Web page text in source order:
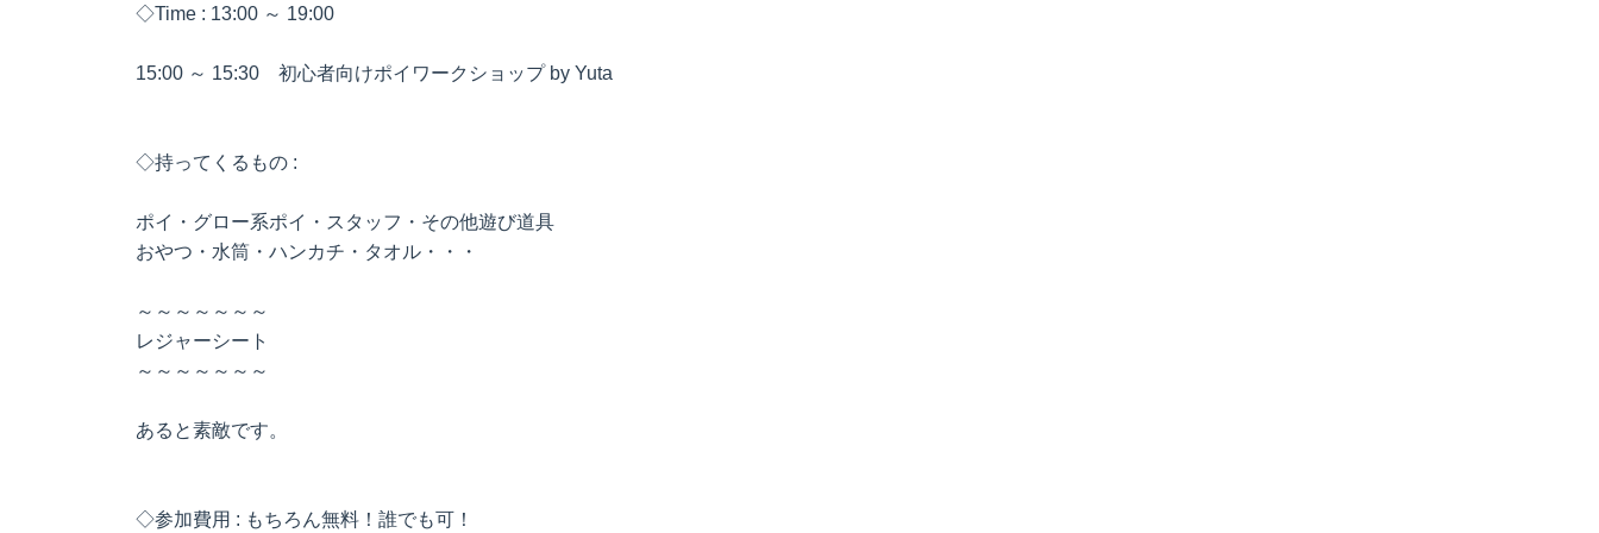
◇Time : 13:00 ～ 19:00
15:00 ～ 15:30 初心者向けポイワークショップ by Yuta
◇持ってくるもの :
ポイ・グロー系ポイ・スタッフ・その他遊び道具
おやつ・水筒・ハンカチ・タオル・・・
～～～～～～～
レジャーシート
～～～～～～～
あると素敵です。
◇参加費用 : もちろん無料！誰でも可！